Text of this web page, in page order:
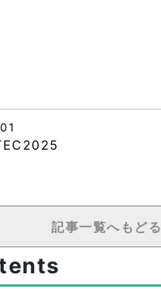
記事一覧へもどる